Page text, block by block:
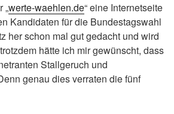
„werte-waehlen.de“ eine Internetseite
Kandidaten für die Bundestagswahl
her schon mal gut gedacht und wird
hätte ich mir gewünscht, dass
Stallgeruch und
genau dies verraten die fünf